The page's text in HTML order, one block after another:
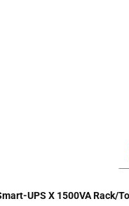
UPS X 1500VA Rack/